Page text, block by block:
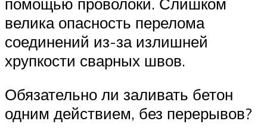
велика опасность перелома
соединений из-за излишней
хрупкости сварных швов.
Обязательно ли заливать бетон
одним действием, без перерывов?